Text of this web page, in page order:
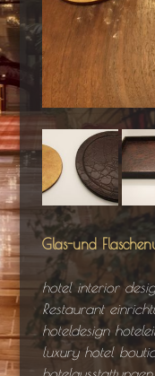
Glas-und
hotel interior
Restaurant
hoteldesign
luxury hotel